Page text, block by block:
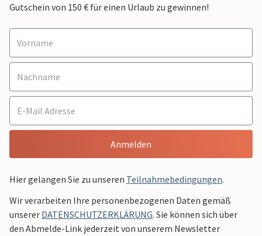
Gutschein von 150 € für einen Urlaub zu gewinnen!
Anmelden
Hier gelangen Sie zu unseren Teilnahmebedingungen.
Wir verarbeiten Ihre personenbezogenen Daten gemäß
unserer DATENSCHUTZERKLÄRUNG. Sie können sich über
den Abmelde-Link jederzeit von unserem Newsletter